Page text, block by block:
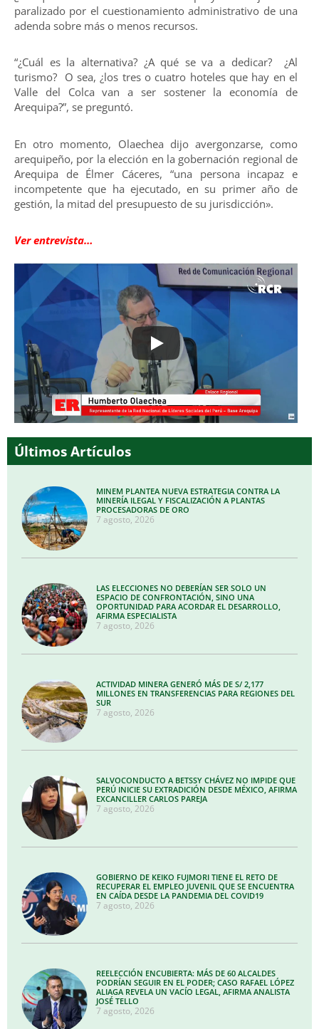
paralizado por el cuestionamiento administrativo de una
adenda sobre más o menos recursos.
“¿Cuál es la alternativa? ¿A qué se va a dedicar? ¿Al
turismo? O sea, ¿los tres o cuatro hoteles que hay en el
Valle del Colca van a ser sostener la economía de
Arequipa?”, se preguntó.
En otro momento, Olaechea dijo avergonzarse, como
arequipeño, por la elección en la gobernación regional de
Arequipa de Élmer Cáceres, “una persona incapaz e
incompetente que ha ejecutado, en su primer año de
gestión, la mitad del presupuesto de su jurisdicción».
Ver entrevista…
Últimos Artículos
MINEM PLANTEA NUEVA ESTRATEGIA CONTRA LA
MINERÍA ILEGAL Y FISCALIZACIÓN A PLANTAS
PROCESADORAS DE ORO
7 agosto, 2026
LAS ELECCIONES NO DEBERÍAN SER SOLO UN
ESPACIO DE CONFRONTACIÓN, SINO UNA
OPORTUNIDAD PARA ACORDAR EL DESARROLLO,
AFIRMA ESPECIALISTA
7 agosto, 2026
ACTIVIDAD MINERA GENERÓ MÁS DE S/ 2,177
MILLONES EN TRANSFERENCIAS PARA REGIONES DEL
SUR
7 agosto, 2026
SALVOCONDUCTO A BETSSY CHÁVEZ NO IMPIDE QUE
PERÚ INICIE SU EXTRADICIÓN DESDE MÉXICO, AFIRMA
EXCANCILLER CARLOS PAREJA
7 agosto, 2026
GOBIERNO DE KEIKO FUJMORI TIENE EL RETO DE
RECUPERAR EL EMPLEO JUVENIL QUE SE ENCUENTRA
EN CAÍDA DESDE LA PANDEMIA DEL COVID19
7 agosto, 2026
REELECCIÓN ENCUBIERTA: MÁS DE 60 ALCALDES
PODRÍAN SEGUIR EN EL PODER; CASO RAFAEL LÓPEZ
ALIAGA REVELA UN VACÍO LEGAL, AFIRMA ANALISTA
JOSÉ TELLO
7 agosto, 2026